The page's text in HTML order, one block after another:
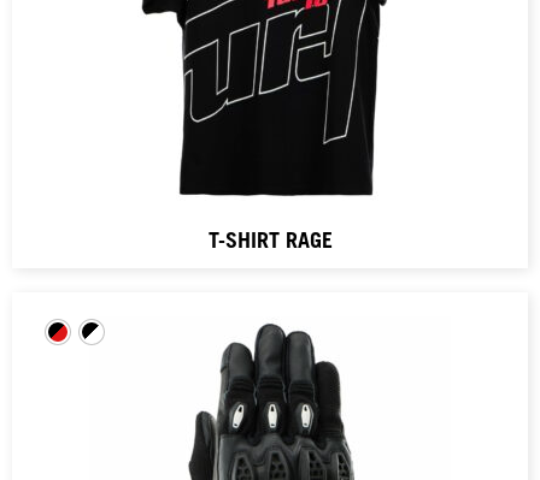
T-SHIRT RAGE